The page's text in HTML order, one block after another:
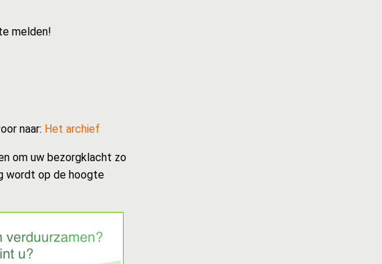
melden!
naar: Het archief
om uw bezorgklacht zo
wordt op de hoogte